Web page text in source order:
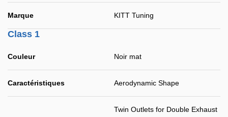
Marque KITT Tuning
Class 1
Couleur Noir mat
Caractéristiques Aerodynamic Shape
Twin Outlets for Double Exhaust